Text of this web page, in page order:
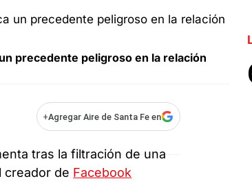
precedente peligroso en la relación
+Agregar Aire de Santa Fe en
tras la filtración de una
creador de Facebook